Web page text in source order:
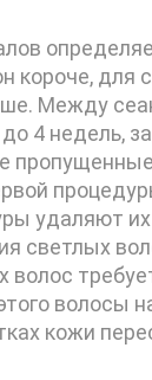
короче, для
Между
4 недель,
удаляют
светлых
волос
волосы
кожи